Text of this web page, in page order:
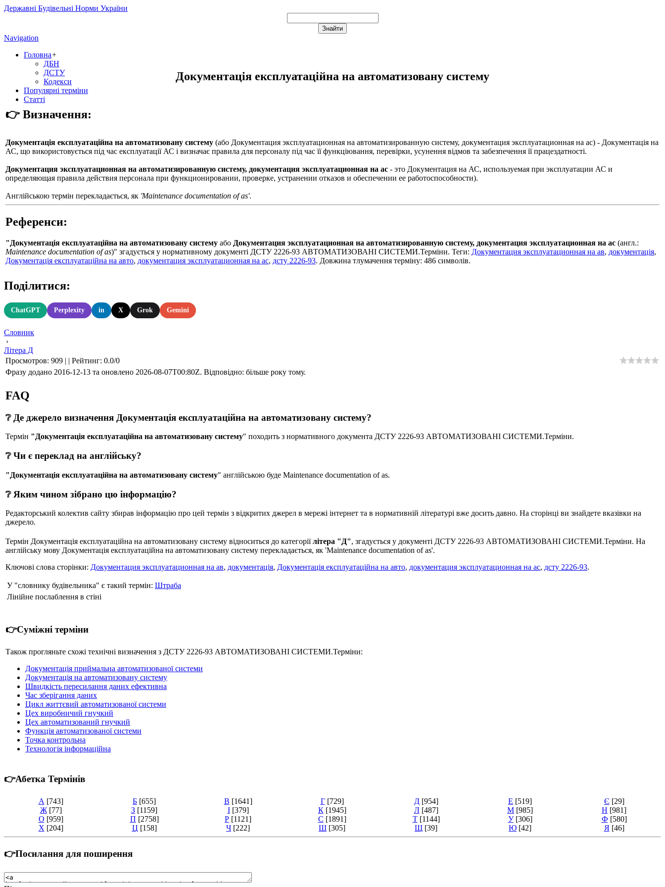
Державні Будівельні Норми України
Navigation
Головна+
ДБН
ДСТУ
Кодекси
Популярні терміни
Статті
Документація експлуатаційна на автоматизовану систему
👉 Визначення:
Документація експлуатаційна на автоматизовану систему (або Документация эксплуатационная на автоматизированную систему, документация эксплуатационная на ас) - Документація на
АС, що використовується під час експлуатації АС і визначає правила для персоналу під час її функціювання, перевірки, усунення відмов та забезпечення її працездатності.
Документация эксплуатационная на автоматизированную систему, документация эксплуатационная на ас - это Документация на АС, используемая при эксплуатации АС и
определяющая правила действия персонала при функционировании, проверке, устранении отказов и обеспечении ее работоспособности).
Англійською термін перекладається, як 'Maintenance documentation of as'.
Референси:
"Документація експлуатаційна на автоматизовану систему або Документация эксплуатационная на автоматизированную систему, документация эксплуатационная на ас (англ.:
Maintenance documentation of as)" згадується у нормативному документі ДСТУ 2226-93 АВТОМАТИЗОВАНІ СИСТЕМИ.Терміни. Теги: Документация эксплуатационная на ав, документація,
Документація експлуатаційна на авто, документация эксплуатационная на ас, дсту 2226-93. Довжина тлумачення терміну: 486 символів.
Поділитися:
ChatGPT Perplexity in X Grok Gemini
Словник
›
Літера Д
Просмотров: 909 | | Рейтинг: 0.0/0
Фразу додано 2016-12-13 та оновлено 2026-08-07T00:80Z. Відповідно: більше року тому.
FAQ
❔ Де джерело визначення Документація експлуатаційна на автоматизовану систему?
Термін "Документація експлуатаційна на автоматизовану систему" походить з нормативного документа ДСТУ 2226-93 АВТОМАТИЗОВАНІ СИСТЕМИ.Терміни.
❔ Чи є переклад на англійську?
"Документація експлуатаційна на автоматизовану систему" англійською буде Maintenance documentation of as.
❔ Яким чином зібрано цю інформацію?
Редакторський колектив сайту збирав інформацію про цей термін з відкритих джерел в мережі інтернет та в нормативній літературі вже досить давно. На сторінці ви знайдете вказівки на
джерело.
Термін Документація експлуатаційна на автоматизовану систему відноситься до категоріїлітера "Д", згадується у документі ДСТУ 2226-93 АВТОМАТИЗОВАНІ СИСТЕМИ.Терміни. На
англійську мову Документація експлуатаційна на автоматизовану систему перекладається, як 'Maintenance documentation of as'.
Ключові слова сторінки: Документация эксплуатационная на ав, документація, Документація експлуатаційна на авто, документация эксплуатационная на ас, дсту 2226-93.
У "словнику будівельника" є такий термін: Штраба
Лінійне послаблення в стіні
👉Суміжні терміни
Також прогляньте схожі технічні визначення з ДСТУ 2226-93 АВТОМАТИЗОВАНІ СИСТЕМИ.Терміни:
Документація приймальна автоматизованої системи
Документація на автоматизовану систему
Швидкість пересилання даних ефективна
Час зберігання даних
Цикл життєвий автоматизованої системи
Цех виробничий гнучкий
Цех автоматизований гнучкий
Функція автоматизованої системи
Точка контрольна
Технологія інформаційна
👉Абетка Термінів
А [743] Б [655] В [1641] Г [729] Д [954] Е [519] Є [29]
Ж [77] З [1159] І [379] К [1945] Л [487] М [985] Н [981]
О [959] П [2758] Р [1121] С [1891] Т [1144] У [306] Ф [580]
Х [204] Ц [158] Ч [222] Ш [305] Щ [39] Ю [42] Я [46]
👉Посилання для поширення